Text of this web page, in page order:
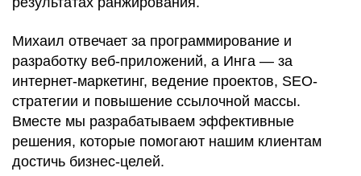
Михаил отвечает за программирование и
разработку веб-приложений, а Инга — за
интернет-маркетинг, ведение проектов, SEO-
стратегии и повышение ссылочной массы.
Вместе мы разрабатываем эффективные
решения, которые помогают нашим клиентам
достичь бизнес-целей.